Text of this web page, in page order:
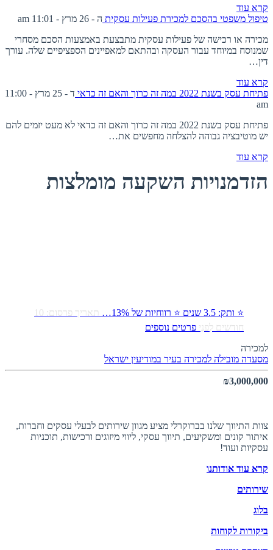
קרא עוד
טיפול משפטי בהסכם למכירת פעילות עסקית ה - 26 מרץ - 11:01 am
מכירה או רכישה של פעילות עסקית מתבצעת באמצעות הסכם מסחרי
שמנוסח במיוחד עבור העסקה ובהתאם למאפיינים הספציפיים שלה. עורך
דין…
קרא עוד
פתיחת עסק בשנת 2022 במה זה כרוך והאם זה כדאי
ד - 25 מרץ - 11:00
am
פתיחת עסק בשנת 2022 במה זה כרוך והאם זה כדאי לא מעט יזמים להם
יש מוטיבציה גבוהה להצלחה מחפשים את…
קרא עוד
הזדמנויות השקעה מומלצות
⭐ ותק: 3.5 שנים ⭐ רווחיות של 13%…
תאריך פרסום: 10
חודשים לִפנֵי פרטים נוספים
למכירה
מסעדה מובילה למכירה בעיר במודיעין ישראל
₪3,000,000
צוות התיווך שלנו בברוקרלי מציע מגוון שירותים לבעלי עסקים וחברות,
איתור קונים ומשקיעים, תיווך עסקי, ליווי מיזוגים ורכישות, תוכניות
עסקיות ועוד!
קרא עוד אודותנו
שירותים
בלוג
ביקורות לקוחות